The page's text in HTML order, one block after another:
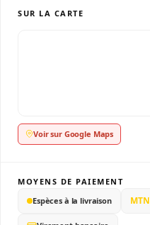
SUR LA CARTE
Voir sur Google Maps
MOYENS DE PAIEMENT
Espèces à la livraison
MTN